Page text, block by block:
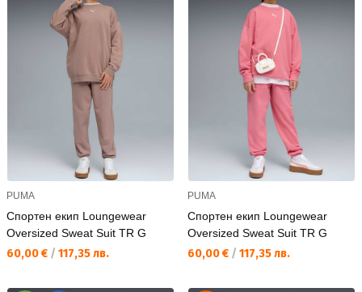
PUMA
Спортен екип Loungewear
Oversized Sweat Suit TR G
Текуща цена:
60,00 € / 117,35 лв.
PUMA
Спортен екип Loungewear
Oversized Sweat Suit TR G
Текуща цена:
60,00 € / 117,35 лв.